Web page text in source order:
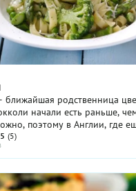
ближайшая родственница
начали есть раньше,
поэтому в Англии, где
известен, его ...
5 (5)